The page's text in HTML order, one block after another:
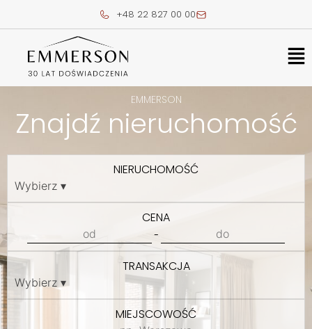
+48 22 827 00 00
EMMERSON
Znajdź nieruchomość
NIERUCHOMOŚĆ
CENA
-
TRANSAKCJA
MIEJSCOWOŚĆ